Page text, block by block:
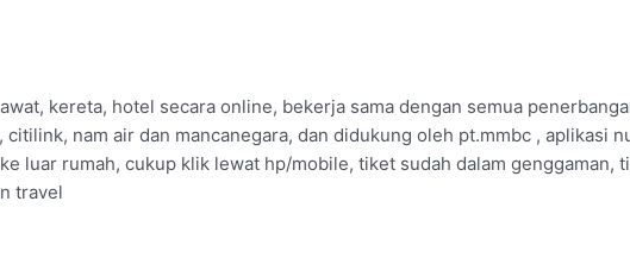
kereta, hotel secara online, bekerja sama dengan semua
nam air dan mancanegara, dan didukung oleh pt.mmbc , aplikasi
luar rumah, cukup klik lewat hp/mobile, tiket sudah dalam genggaman,
travel